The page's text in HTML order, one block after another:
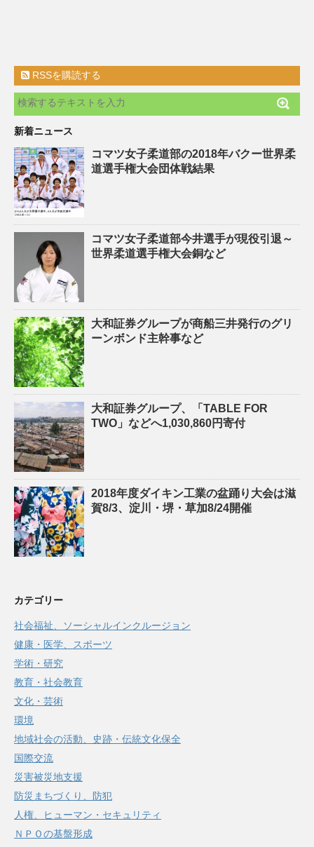
RSSを購読する
新着ニュース
コマツ女子柔道部の2018年バクー世界柔
道選手権大会団体戦結果
コマツ女子柔道部今井選手が現役引退～
世界柔道選手権大会銅など
大和証券グループが商船三井発行のグリ
ーンボンド主幹事など
大和証券グループ、「TABLE FOR
TWO」などへ1,030,860円寄付
2018年度ダイキン工業の盆踊り大会は滋
賀8/3、淀川・堺・草加8/24開催
カテゴリー
社会福祉、ソーシャルインクルージョン
健康・医学、スポーツ
学術・研究
教育・社会教育
文化・芸術
環境
地域社会の活動、史跡・伝統文化保全
国際交流
災害被災地支援
防災まちづくり、防犯
人権、ヒューマン・セキュリティ
ＮＰＯの基盤形成